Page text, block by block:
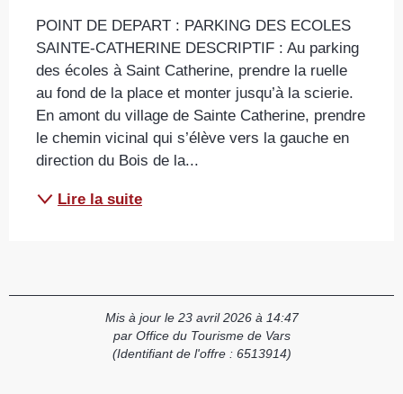
POINT DE DEPART : PARKING DES ECOLES
SAINTE-CATHERINE DESCRIPTIF : Au parking
des écoles à Saint Catherine, prendre la ruelle
au fond de la place et monter jusqu’à la scierie.
En amont du village de Sainte Catherine, prendre
le chemin vicinal qui s’élève vers la gauche en
direction du Bois de la...
Lire la suite
Mis à jour le 23 avril 2026 à 14:47
par Office du Tourisme de Vars
(Identifiant de l'offre : 6513914)